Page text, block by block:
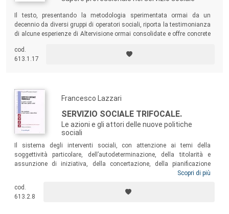
Il testo, presentando la metodologia sperimentata ormai da un
decennio da diversi gruppi di operatori sociali, riporta la testimonianza
di alcune esperienze di Altervisione ormai consolidate e offre concrete
(universitari e di formazione professionale permanente) sia come
supporto operativo per i professionisti che intendano praticare
cod.
613.1.17
Francesco Lazzari
SERVIZIO SOCIALE TRIFOCALE.
Le azioni e gli attori delle nuove politiche
sociali
Il sistema degli interventi sociali, con attenzione ai temi della
soggettività particolare, dell’autodeterminazione, della titolarità e
assunzione di iniziativa, della concertazione, della pianificazione
territoriale... In particolare il testo prende in considerazione il possibile
persona, il contesto di relazioni comunitarie che implica il territorio, il
sistema dei servizi in un contesto di significativi e radicali
Scopri di più
cod.
613.2.8